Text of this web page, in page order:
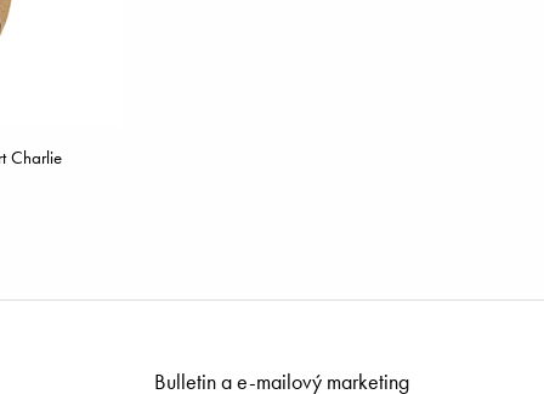
Charlie
Bulletin a e-mailový marketing